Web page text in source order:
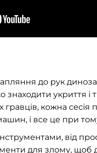
до рук
укриття і
гравців, кожна
і все це при
від
для злому, щоб